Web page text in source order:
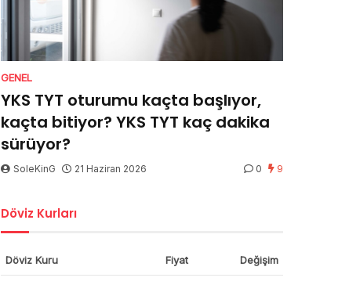
GENEL
YKS TYT oturumu kaçta başlıyor,
kaçta bitiyor? YKS TYT kaç dakika
sürüyor?
SoleKinG 21 Haziran 2026 0 9
Döviz Kurları
Döviz Kuru Fiyat Değişim